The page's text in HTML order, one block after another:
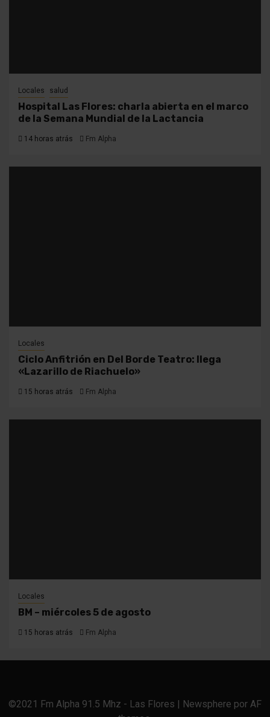
Locales salud
Hospital Las Flores: charla abierta en el marco
de la Semana Mundial de la Lactancia
14 horas atrás Fm Alpha
Locales
Ciclo Anfitrión en Del Borde Teatro: llega
«Lazarillo de Riachuelo»
15 horas atrás Fm Alpha
Locales
BM – miércoles 5 de agosto
15 horas atrás Fm Alpha
©2021 Fm Alpha 91.5 Mhz - Las Flores Newsphere por AF